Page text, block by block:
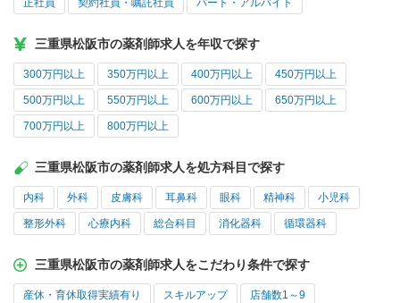
正社員 契約社員・嘱託社員 パート・アルバイト
三重県松阪市の薬剤師求人を年収で探す
300万円以上 350万円以上 400万円以上 450万円以上
500万円以上 550万円以上 600万円以上 650万円以上
700万円以上 800万円以上
三重県松阪市の薬剤師求人を処方科目で探す
内科 外科 皮膚科 耳鼻科 眼科 精神科 小児科
整形外科 心療内科 総合科目 消化器科 循環器科
三重県松阪市の薬剤師求人をこだわり条件で探す
産休・育休取得実績有り スキルアップ 店舗数1～9